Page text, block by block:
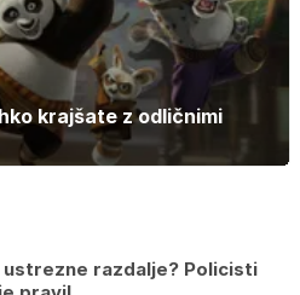
krajšate z odličnimi
razdalje? Policisti